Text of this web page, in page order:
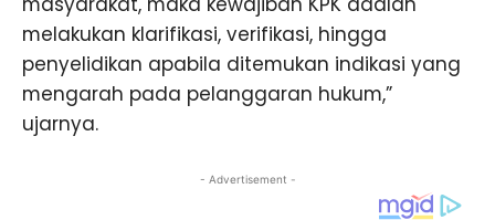
melakukan klarifikasi, verifikasi, hingga
penyelidikan apabila ditemukan indikasi yang
mengarah pada pelanggaran hukum,”
ujarnya.
- Advertisement -